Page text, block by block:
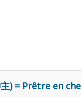
) = Prêtre en